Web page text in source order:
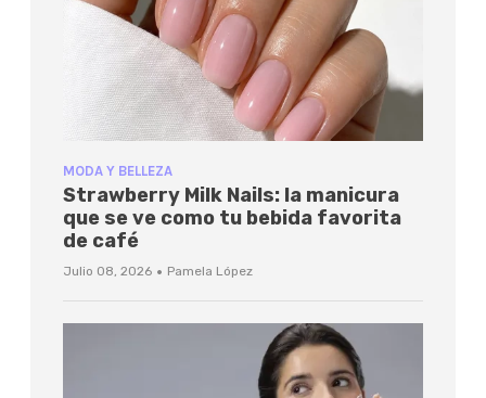
MODA Y BELLEZA
Strawberry Milk Nails: la manicura
que se ve como tu bebida favorita
de café
Julio 08, 2026 · Pamela López